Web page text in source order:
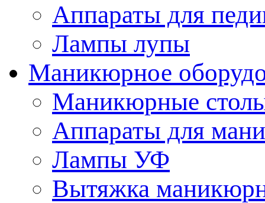
Аппараты для
Лампы лупы
Маникюрное
Маникюрные
Аппараты для
Лампы УФ
Вытяжка